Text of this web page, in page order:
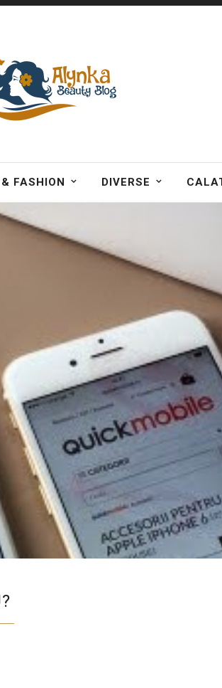
FASHION DIVERSE